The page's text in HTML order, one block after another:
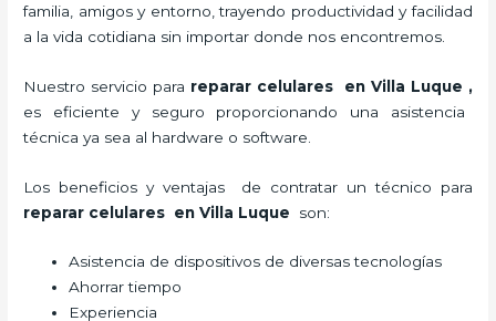
familia, amigos y entorno, trayendo productividad y facilidad
a la vida cotidiana sin importar donde nos encontremos.
Nuestro servicio para reparar celulares en Villa Luque ,
es eficiente y seguro proporcionando una asistencia
técnica ya sea al hardware o software.
Los beneficios y ventajas de contratar un técnico para
reparar celulares en Villa Luque
son:
Asistencia de dispositivos de diversas tecnologías
Ahorrar tiempo
Experiencia